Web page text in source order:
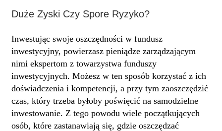
Duże Zyski Czy Spore Ryzyko?
Inwestując swoje oszczędności w fundusz
inwestycyjny, powierzasz pieniądze zarządzającym
nimi ekspertom z towarzystwa funduszy
inwestycyjnych. Możesz w ten sposób korzystać z ich
doświadczenia i kompetencji, a przy tym zaoszczędzić
czas, który trzeba byłoby poświęcić na samodzielne
inwestowanie. Z tego powodu wiele początkujących
osób, które zastanawiają się, gdzie oszczędzać